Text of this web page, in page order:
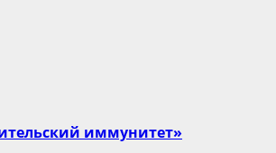
иммунитет»